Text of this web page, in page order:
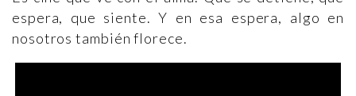
espera, que siente. Y en esa espera, algo en
nosotros también florece.